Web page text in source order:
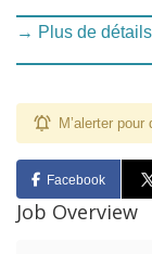
→ Plus de détails
M’alerter
Facebook
Job Overview